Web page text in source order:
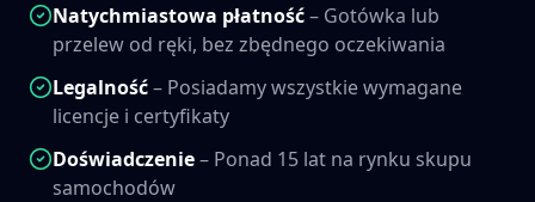
Natychmiastowa płatność– Gotówka lub
przelew od ręki, bez zbędnego oczekiwania
Legalność– Posiadamy wszystkie wymagane
licencje i certyfikaty
Doświadczenie– Ponad 15 lat na rynku skupu
samochodów